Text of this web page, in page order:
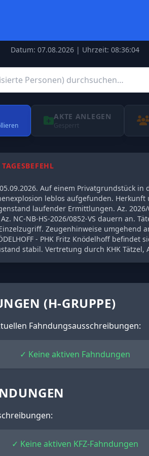
Datum: 07.08.2026 | Uhrzeit: 08:36:04
AKTE ANLEGEN
Gesperrt
05.09.2026. Auf einem Privatgrundstück
leblos aufgefunden.
laufender Ermittlungen. Az. 2026/
NC-NB-HS-2026/0852-VS dauern an.
Zeugenhinweise umgehend
- PHK Fritz Knödelhoff
stabil. Vertretung durch KHK Tätzel,
(H-GRUPPE)
Fahndungsausschreibungen:
✓ Keine aktiven Fahndungen
✓ Keine aktiven KFZ-Fahndungen